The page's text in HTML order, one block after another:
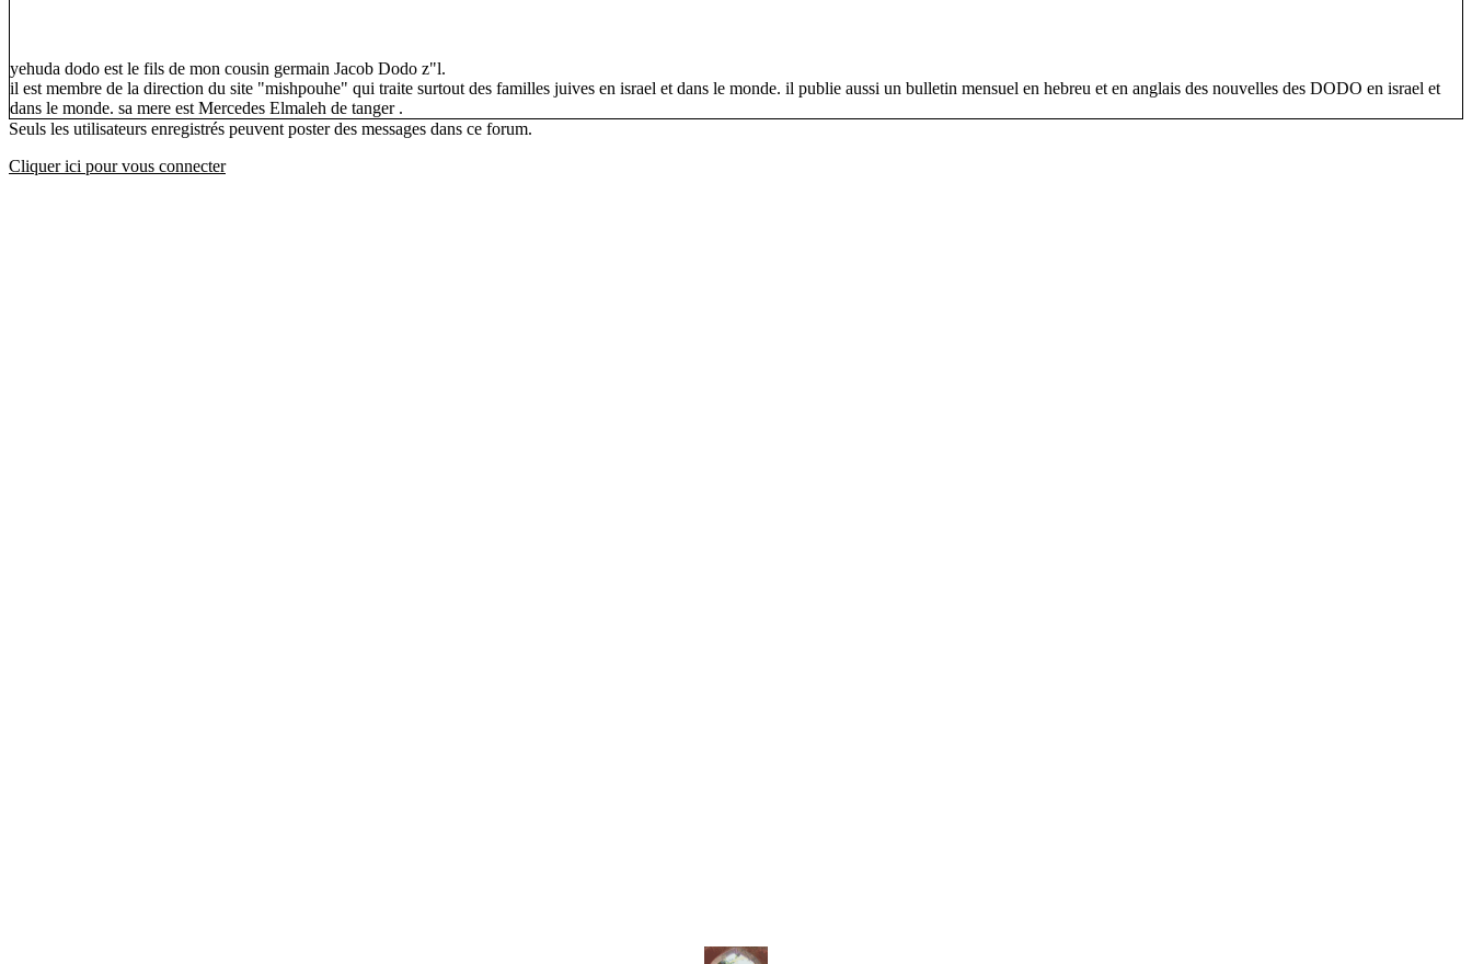
yehuda dodo est le fils de mon cousin germain Jacob Dodo z"l.
il est membre de la direction du site "mishpouhe" qui traite surtout des familles juives en israel et dans le monde. il publie aussi un bulletin mensuel en hebreu et en anglais des nouvelles des DODO en israel et
dans le monde. sa mere est Mercedes Elmaleh de tanger .
Seuls les utilisateurs enregistrés peuvent poster des messages dans ce forum.
Cliquer ici pour vous connecter